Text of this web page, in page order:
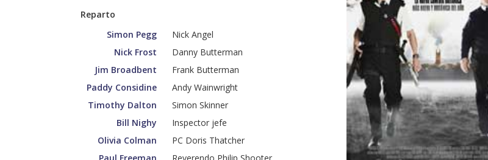
Reparto
Simon Pegg
Nick Angel
Nick Frost
Danny Butterman
Jim Broadbent
Frank Butterman
Paddy Considine
Andy Wainwright
Timothy Dalton
Simon Skinner
Bill Nighy
Inspector jefe
Olivia Colman
PC Doris Thatcher